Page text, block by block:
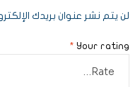
لن يتم نشر عنوان بريدك
Your rating
*